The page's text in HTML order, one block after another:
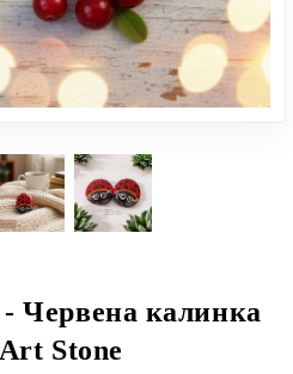
Червена калинка
Stone